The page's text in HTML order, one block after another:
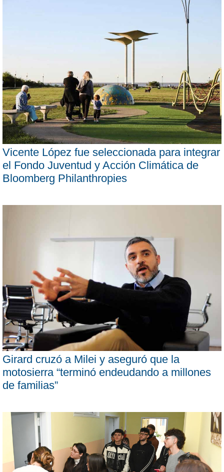
Vicente López fue seleccionada para integrar
el Fondo Juventud y Acción Climática de
Bloomberg Philanthropies
Girard cruzó a Milei y aseguró que la
motosierra “terminó endeudando a millones
de familias”